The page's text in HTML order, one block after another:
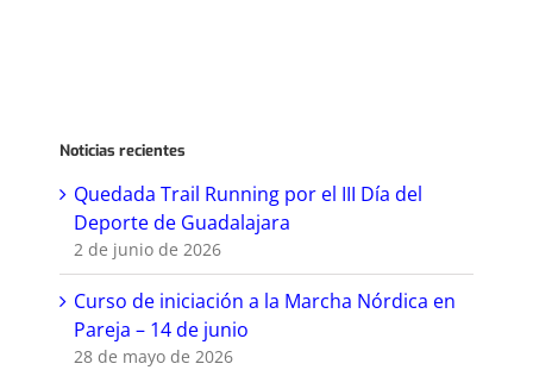
Noticias recientes
Quedada Trail Running por el III Día del
Deporte de Guadalajara
2 de junio de 2026
Curso de iniciación a la Marcha Nórdica en
Pareja – 14 de junio
28 de mayo de 2026